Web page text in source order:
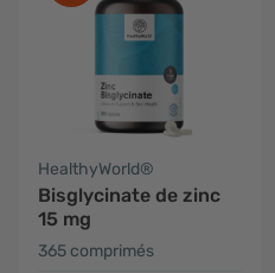
HealthyWorld®
Bisglycinate de zinc
15 mg
365 comprimés